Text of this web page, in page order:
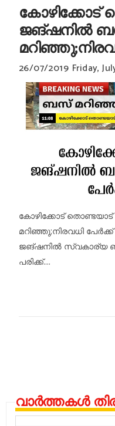
കോഴിക്കോട്
ജങ്ഷനില്‍
26/07/2019 Friday,
കോഴിക്കോട്
മറിഞ്ഞു;നിരവധി
ജങ്ഷനിൽ സ്വകാര്യ
പരിക്ക്....
വാർത്തകൾ